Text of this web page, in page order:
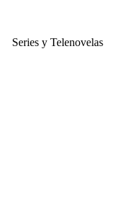
Series y Telenovelas